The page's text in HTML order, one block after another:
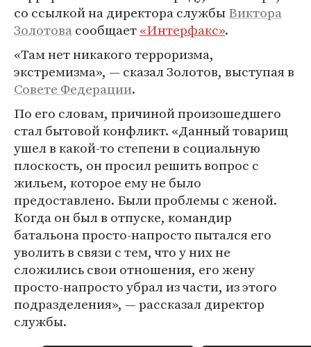
со ссылкой на директора службыВиктора
Золотовасообщает«Интерфакс».
«Там нет никакого терроризма,
экстремизма», — сказал Золотов, выступая в
Совете Федерации.
По его словам, причиной произошедшего
стал бытовой конфликт. «Данный товарищ
ушел в какой-то степени в социальную
плоскость, он просил решить вопрос с
жильем, которое ему не было
предоставлено. Были проблемы с женой.
Когда он был в отпуске, командир
батальона просто-напросто пытался его
уволить в связи с тем, что у них не
сложились свои отношения, его жену
просто-напросто убрал из части, из этого
подразделения», — рассказал директор
службы.